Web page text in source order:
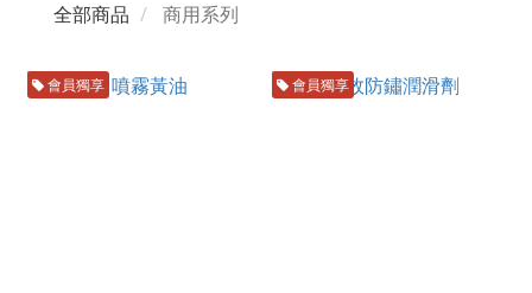
全部商品 商用系列
會員獨享 會員獨享